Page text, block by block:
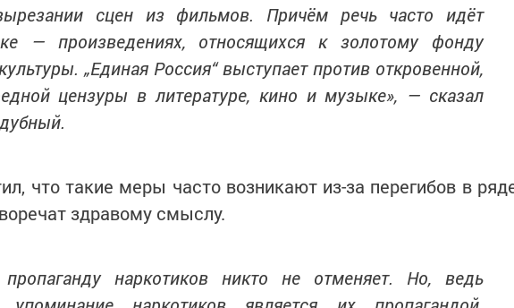
сцен из фильмов. Причём речь часто идёт
— произведениях, относящихся к золотому фонду
„Единая Россия“ выступает против откровенной,
цензуры в литературе, кино и музыке», — сказал
что такие меры часто возникают из-за перегибов в
здравому смыслу.
наркотиков никто не отменяет. Но, ведь